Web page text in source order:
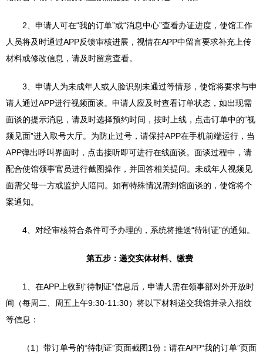
2、申请人可在“我的订单”或“消息中心”查看办证进度，使馆工作
人员将及时通过APP反馈审核进展，视情在APP中留言要求补充上传
材料或修改信息，请及时留意查看。
3、申请人为未成年人或人脸识别未通过等情形，使馆将要求与申
请人通过APP进行视频面谈。申请人应及时查看订单状态，如出现需
面谈的提示消息，请及时选择预约时间，按时上线，点击订单中的“视
频见面”进入取号大厅。为防止过号，请保持APP在手机前端运行，当
APP弹出呼叫界面时，点击接听即可进行在线面谈。面谈过程中，请
配合使馆领事官员进行截图操作，并回答相关提问。未成年人视频见
面需父母一方或监护人陪同。如有特殊情况需到馆面谈的，使馆将个
案通知。
4、对经审核符合条件可予办理的，系统将推送“待制证”的通知。
第五步：递交实体材料、缴费
1、在APP上收到“待制证”信息后，申请人需在领事部对外开放时
间（每周二、周五上午9:30-11:30）将以下材料递交我馆并录入指纹
等信息：
（1）带订单号的“待制证”页面截图1份：请在APP“我的订单”页面